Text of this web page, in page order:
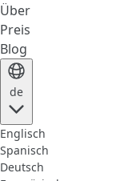
Über
Preis
Blog
de
Englisch
Spanisch
Deutsch